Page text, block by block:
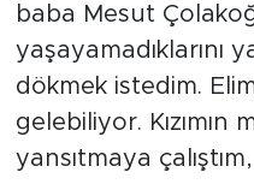
baba Mesut
yaşayamadıklarını
dökmek istedim.
gelebiliyor. Kızımın
yansıtmaya